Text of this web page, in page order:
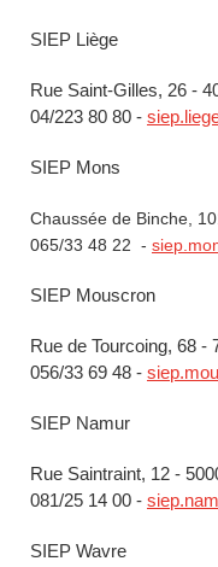
SIEP Liège
Rue Saint-Gilles, 26 -
04/223 80 80 -
SIEP Mons
Chaussée de Binche,
065/33 48 22 -
SIEP Mouscron
Rue de Tourcoing, 68 -
056/33 69 48 -
SIEP Namur
Rue Saintraint, 12 -
081/25 14 00 -
SIEP Wavre